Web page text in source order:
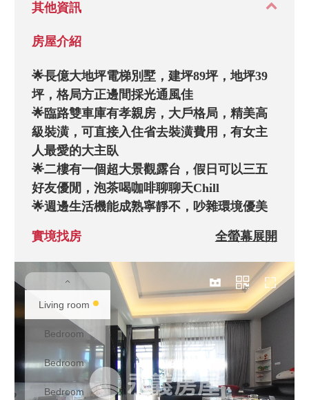
其他資訊
房屋介紹
🌟長億大地坪電梯別墅，建坪89坪，地坪39
坪，格局方正邊間採光通風佳
🌟臨路雙車庫有孝親房，大戶格局，精美高
級裝潢，可直接入住省去裝潢費用，有女主
人最愛的大主臥
🌟二樓有一個超大景觀露台，假日可以三五
好友優閒，泡茶喝咖啡聊聊天Chill
🌟週邊生活機能成熟寧靜不，吵雜環境優美
🌟長億重劃區 極具潛力的，黃金地段，稀有
釋出
實境找房 全螢幕展開